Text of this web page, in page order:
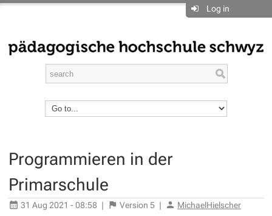
Log in
Programmieren in der
Primarschule
31 Aug 2021 - 08:58 | Version 5 | MichaelHielscher